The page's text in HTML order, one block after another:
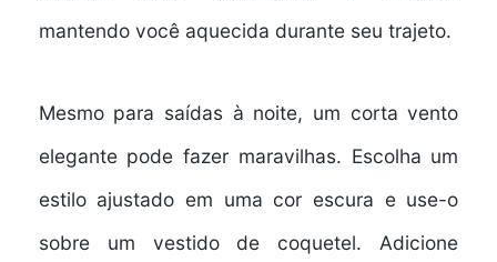
mantendo você aquecida durante seu trajeto.
Mesmo para saídas à noite, um corta vento
elegante pode fazer maravilhas. Escolha um
estilo ajustado em uma cor escura e use-o
sobre um vestido de coquetel. Adicione